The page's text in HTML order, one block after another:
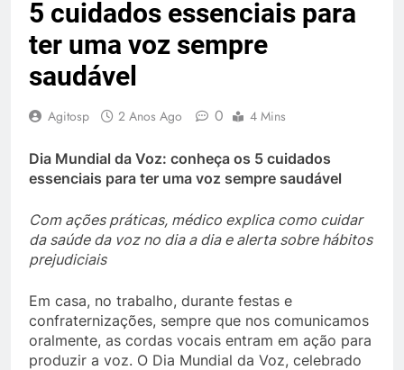
5 cuidados essenciais para
ter uma voz sempre
saudável
Agitosp 2 Anos Ago 0 4 Mins
Dia Mundial da Voz: conheça os 5 cuidados
essenciais para ter uma voz sempre saudável
Com ações práticas, médico explica como cuidar
da saúde da voz no dia a dia e alerta sobre hábitos
prejudiciais
Em casa, no trabalho, durante festas e
confraternizações, sempre que nos comunicamos
oralmente, as cordas vocais entram em ação para
produzir a voz. O Dia Mundial da Voz, celebrado